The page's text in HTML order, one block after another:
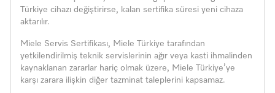
Türkiye cihazı değiştirirse, kalan sertifika süresi yeni cihaza
aktarılır.
Miele Servis Sertifikası, Miele Türkiye tarafından
yetkilendirilmiş teknik servislerinin ağır veya kasti ihmalinden
kaynaklanan zararlar hariç olmak üzere, Miele Türkiye’ye
karşı zarara ilişkin diğer tazminat taleplerini kapsamaz.